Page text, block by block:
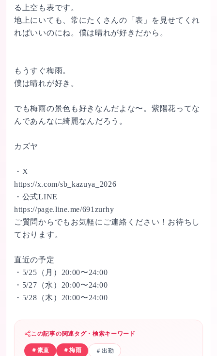
る上空も表です。
地上にいても、常にたくさんの「表」を見せてくれ
ればいいのにね。僕は晴れが好きだから。
もうすぐ梅雨。
僕は晴れが好き。
でも梅雨の景色も好きなんだよな〜。紫陽花ってな
んであんなに綺麗なんだろう。
カズヤ
・X
https://x.com/sb_kazuya_2026
・公式LINE
https://page.line.me/691zurhy
ご質問からでもお気軽にご連絡ください！お待ちし
ております。
直近の予定
・5/25（月）20:00〜24:00
・5/27（水）20:00〜24:00
・5/28（木）20:00〜24:00
この記事の関連タグ・検索キーワード
＃ 素直 ＃ 梅雨 ＃ 出勤